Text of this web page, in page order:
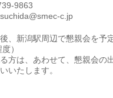
9863
c.jp
、新潟駅周辺で懇親会を予
）
方は、あわせて、懇親会の
いたします。